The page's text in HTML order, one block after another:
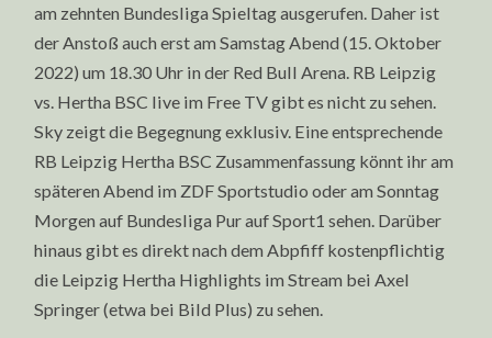
am zehnten Bundesliga Spieltag ausgerufen. Daher ist
der Anstoß auch erst am Samstag Abend (15. Oktober
2022) um 18.30 Uhr in der Red Bull Arena. RB Leipzig
vs. Hertha BSC live im Free TV gibt es nicht zu sehen.
Sky zeigt die Begegnung exklusiv. Eine entsprechende
RB Leipzig Hertha BSC Zusammenfassung könnt ihr am
späteren Abend im ZDF Sportstudio oder am Sonntag
Morgen auf Bundesliga Pur auf Sport1 sehen. Darüber
hinaus gibt es direkt nach dem Abpfiff kostenpflichtig
die Leipzig Hertha Highlights im Stream bei Axel
Springer (etwa bei Bild Plus) zu sehen.